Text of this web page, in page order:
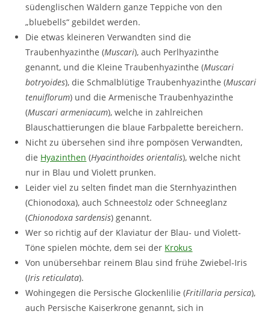
südenglischen Wäldern ganze Teppiche von den
„bluebells“ gebildet werden.
Die etwas kleineren Verwandten sind die
Traubenhyazinthe (Muscari), auch Perlhyazinthe
genannt, und die Kleine Traubenhyazinthe (Muscari
botryoides), die Schmalblütige Traubenhyazinthe (Muscari
tenuiflorum) und die Armenische Traubenhyazinthe
(Muscari armeniacum), welche in zahlreichen
Blauschattierungen die blaue Farbpalette bereichern.
Nicht zu übersehen sind ihre pompösen Verwandten,
die Hyazinthen (Hyacinthoides orientalis), welche nicht
nur in Blau und Violett prunken.
Leider viel zu selten findet man die Sternhyazinthen
(Chionodoxa), auch Schneestolz oder Schneeglanz
(Chionodoxa sardensis) genannt.
Wer so richtig auf der Klaviatur der Blau- und Violett-
Töne spielen möchte, dem sei der Krokus
Von unübersehbar reinem Blau sind frühe Zwiebel-Iris
(Iris reticulata).
Wohingegen die Persische Glockenlilie (Fritillaria persica),
auch Persische Kaiserkrone genannt, sich in